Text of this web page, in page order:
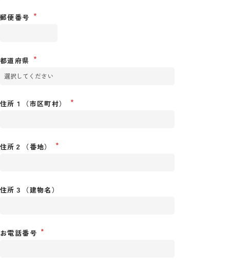
郵便番号
都道府県
住所１（市区町村）
住所２（番地）
住所３（建物名）
お電話番号